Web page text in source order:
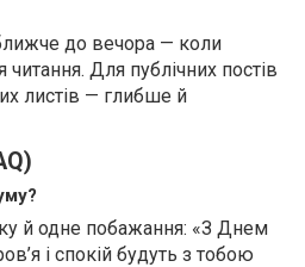
до вечора — коли
Для публічних постів
листів — глибше й
й одне побажання: «З Днем
і спокій будуть з тобою